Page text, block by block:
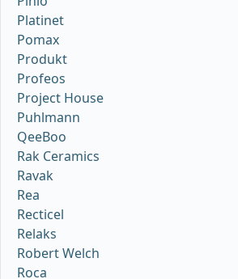
Platinet
Pomax
Produkt
Profeos
Project House
Puhlmann
QeeBoo
Rak Ceramics
Ravak
Rea
Recticel
Relaks
Robert Welch
Roca